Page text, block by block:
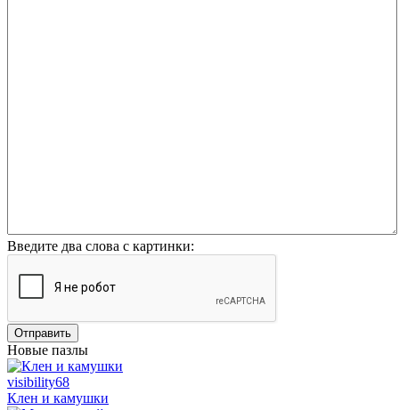
Введите два слова с картинки:
Отправить
Новые пазлы
visibility68
Клен и камушки